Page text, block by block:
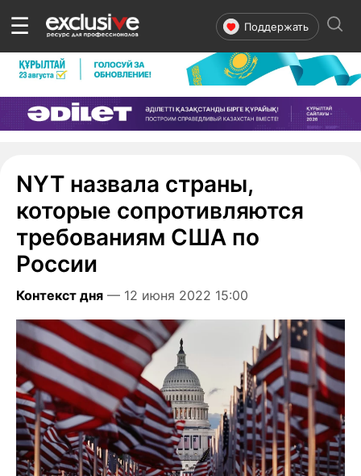
☰ Поддержать
NYT назвала страны,
которые сопротивляются
требованиям США по
России
Контекст дня — 12 июня 2022 15:00